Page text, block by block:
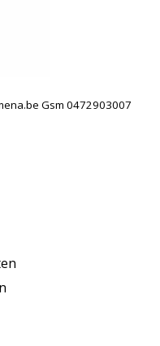
Gsm 0472903007